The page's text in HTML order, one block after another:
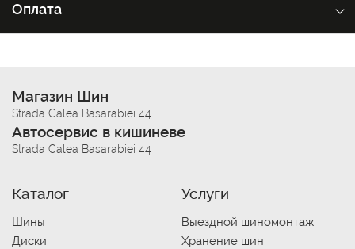
Оплата
Магазин Шин
Strada Calea Basarabiei 44
Автосервис в кишиневе
Strada Calea Basarabiei 44
Каталог
Шины
Диски
Услуги
Выездной шиномонтаж
Хранение шин